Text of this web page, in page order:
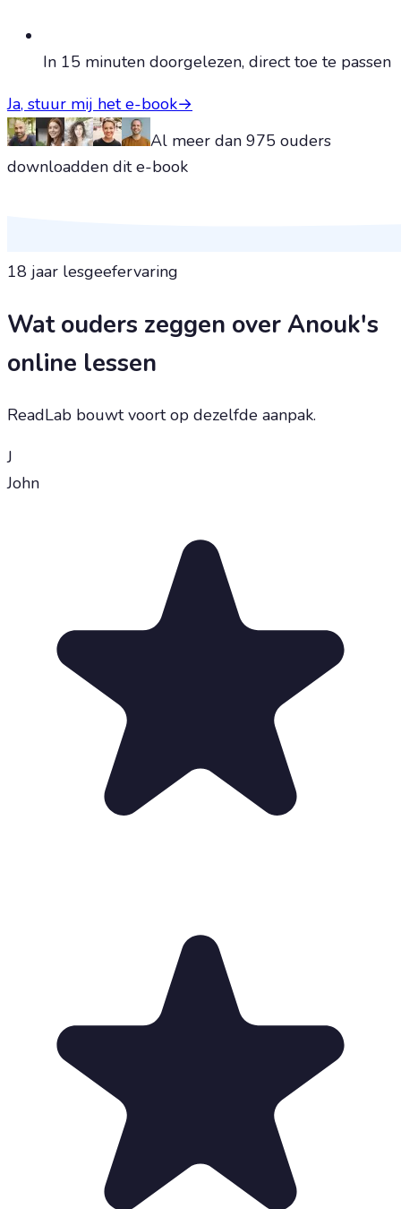
In 15 minuten doorgelezen, direct toe te passen
Ja, stuur mij het e-book→
Al meer dan 975 ouders
downloadden dit e-book
18 jaar lesgeefervaring
Wat ouders zeggen over Anouk's
online lessen
ReadLab bouwt voort op dezelfde aanpak.
J
John